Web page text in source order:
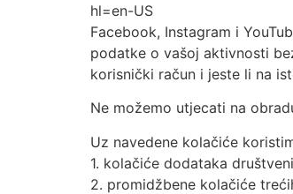
hl=en-US
Facebook, Instagram i
podatke o vašoj aktivnosti
korisnički račun i jeste li na
Ne možemo utjecati na
Uz navedene kolačiće
1. kolačiće dodataka
2. promidžbene kolačiće